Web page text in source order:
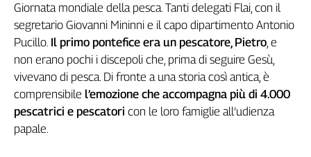
Inca
Caaf
Speciali
G8
di
Genova,
il
Giornata mondiale della pesca. Tanti delegati Flai, con il
segretario Giovanni Mininni e il capo dipartimento Antonio
Pucillo. Il primo pontefice era un pescatore, Pietro, e
non erano pochi i discepoli che, prima di seguire Gesù,
vivevano di pesca. Di fronte a una storia così antica, è
comprensibile l’emozione che accompagna più di 4.000
pescatrici e pescatori con le loro famiglie all’udienza
papale.